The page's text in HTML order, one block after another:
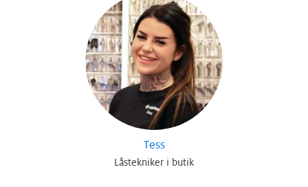
Tess
Låstekniker i butik